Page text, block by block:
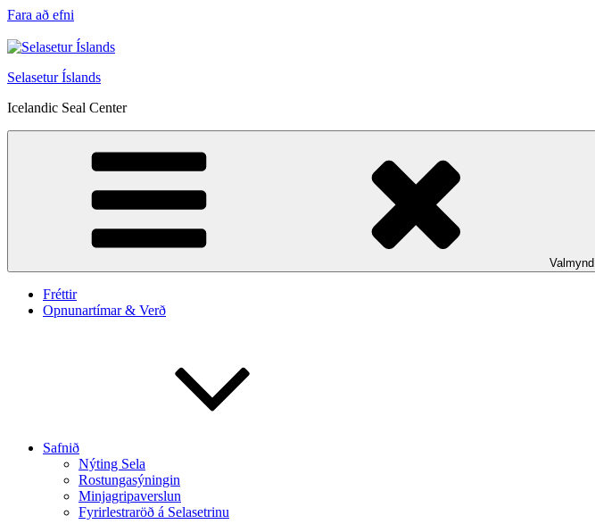
Fara að efni
Selasetur Íslands
Icelandic Seal Center
Valmynd
Fréttir
Opnunartímar & Verð
Safnið
Nýting Sela
Rostungasýningin
Minjagripaverslun
Fyrirlestraröð á Selasetrinu